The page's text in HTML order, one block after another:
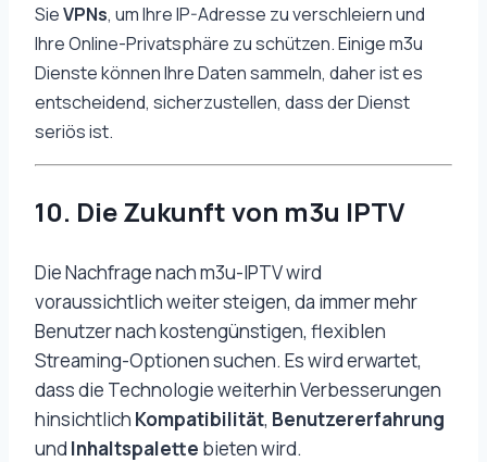
SieVPNs, um Ihre IP-Adresse zu verschleiern und
Ihre Online-Privatsphäre zu schützen. Einige m3u
Dienste können Ihre Daten sammeln, daher ist es
entscheidend, sicherzustellen, dass der Dienst
seriös ist.
10. Die Zukunft von m3u IPTV
Die Nachfrage nach m3u-IPTV wird
voraussichtlich weiter steigen, da immer mehr
Benutzer nach kostengünstigen, flexiblen
Streaming-Optionen suchen. Es wird erwartet,
dass die Technologie weiterhin Verbesserungen
hinsichtlich Kompatibilität, Benutzererfahrung
und Inhaltspalette bieten wird.